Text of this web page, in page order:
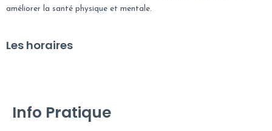
améliorer la santé physique et mentale.
Les horaires
Info Pratique​